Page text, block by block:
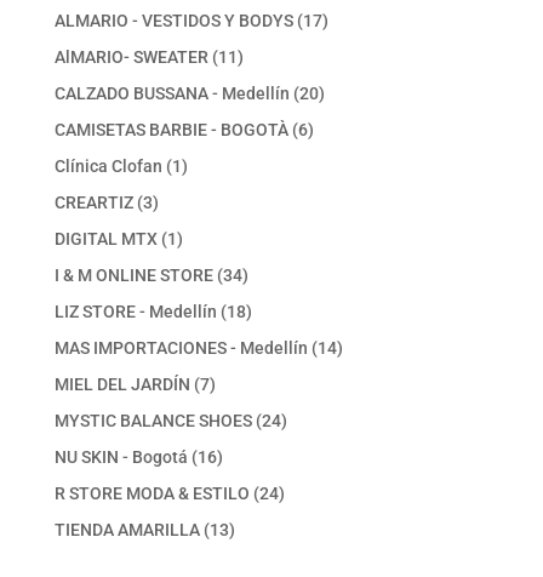
productos
ALMARIO - VESTIDOS Y BODYS 1717
AlMARIO- SWEATER 1111
productos
CALZADO BUSSANA - Medellín 2020
CAMISETAS BARBIE - BOGOTÀ 66
Clínica Clofan 11
CREARTIZ 33
productos
DIGITAL MTX 11
producto
I & M ONLINE STORE 3434
productos
LIZ STORE - Medellín 1818
productos
MAS IMPORTACIONES - Medellín 1414
MIEL DEL JARDÍN 77
productos
MYSTIC BALANCE SHOES 2424
NU SKIN - Bogotá 1616
productos
R STORE MODA & ESTILO 2424
TIENDA AMARILLA 1313